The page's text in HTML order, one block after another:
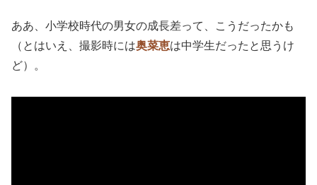
ああ、小学校時代の男女の成長差って、こうだったかも
（とはいえ、撮影時には奥菜恵は中学生だったと思うけ
ど）。